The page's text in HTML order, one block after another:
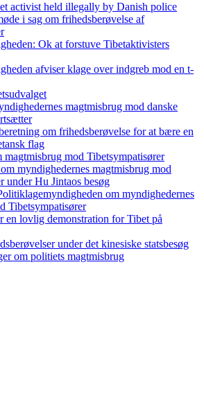
activist held illegally by Danish police
i sag om frihedsberøvelse af
Ok at forstuve Tibetaktivisters
afviser klage over indgreb mod en t-
magtmisbrug mod danske
om frihedsberøvelse for at bære en
flag
magtmisbrug mod Tibetsympatisører
myndighedernes magtmisbrug mod
under Hu Jintaos besøg
om myndighedernes
Tibetsympatisører
en lovlig demonstration for Tibet på
under det kinesiske statsbesøg
om politiets magtmisbrug